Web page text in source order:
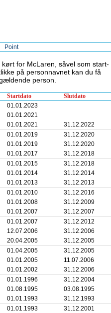
Point
for McLaren, såvel som start-
på personnavnet kan du få
person.
Startdato Slutdato
01.01.2023
01.01.2021
01.01.2021 31.12.2022
01.01.2019 31.12.2020
01.01.2019 31.12.2020
01.01.2017 31.12.2018
01.01.2015 31.12.2018
01.01.2014 31.12.2014
01.01.2013 31.12.2013
01.01.2010 31.12.2016
01.01.2008 31.12.2009
01.01.2007 31.12.2007
01.01.2007 31.12.2012
12.07.2006 31.12.2006
20.04.2005 31.12.2005
01.04.2005 31.12.2005
01.01.2005 11.07.2006
01.01.2002 31.12.2006
01.01.1996 31.12.2004
01.08.1995 03.08.1995
01.01.1993 31.12.1993
01.01.1993 31.12.2001